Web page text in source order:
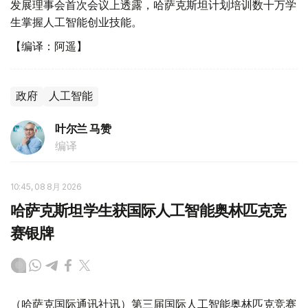
发展理事会首次会议上透露，哈萨克斯坦计划培训数十万学
生掌握人工智能创业技能。
【编译：阿遥】
政府 人工智能
叶尔兰 马赞
编译
10:45, 08 8月 2026
哈萨克斯坦学生获国际人工智能奥林匹克竞
赛银牌
（哈萨克国际通讯社讯）第三届国际人工智能奥林匹克竞赛